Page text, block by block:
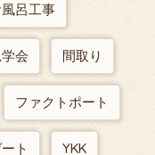
呂工事
会 間取り
ファクトポート
ト YKK